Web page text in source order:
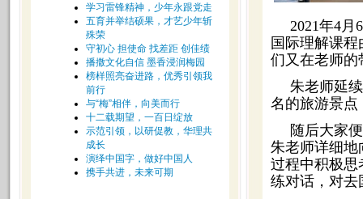
学习雷锋精神，少年永跟党走
五育并举结硕果，才艺少年斩
殊荣
守初心 担使命 找差距 创佳绩
播撒文化自信 墨香浸润梅园
榜样照亮奋进路，优秀引领我
前行
与“梅”相伴，向美而行
十二载期望，一百日绽放
示范引领，以研促教，华理共
成长
演绎中国字，做好中国人
携手共进，未来可期
2021年4
国际理解课
们又在老师的
朱老师延
名的旅游景点
随后大家
朱老师详细地
过程中积极思
练对话，对去